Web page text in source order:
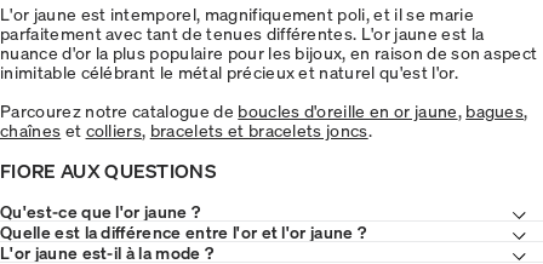
L'or jaune est intemporel, magnifiquement poli, et il se marie
parfaitement avec tant de tenues différentes. L'or jaune est la
nuance d'or la plus populaire pour les bijoux, en raison de son aspect
inimitable célébrant le métal précieux et naturel qu'est l'or.
Parcourez notre catalogue de boucles d'oreille en or jaune, bagues,
chaînes et colliers, bracelets et bracelets joncs.
FIORE AUX QUESTIONS
Qu'est-ce que l'or jaune ?
Quelle est la différence entre l'or et l'or jaune ?
L'or jaune est-il à la mode ?